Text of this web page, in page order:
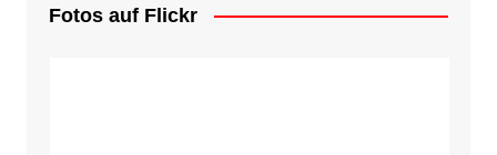
Fotos auf Flickr